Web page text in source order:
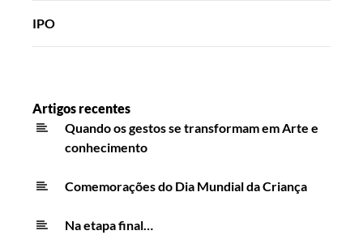
IPO
Artigos recentes
Quando os gestos se transformam em Arte e
conhecimento
Comemorações do Dia Mundial da Criança
Na etapa final…